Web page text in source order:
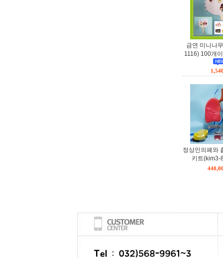
금연 미니나
1116) 100개
정상인의폐와
키트(kim3-